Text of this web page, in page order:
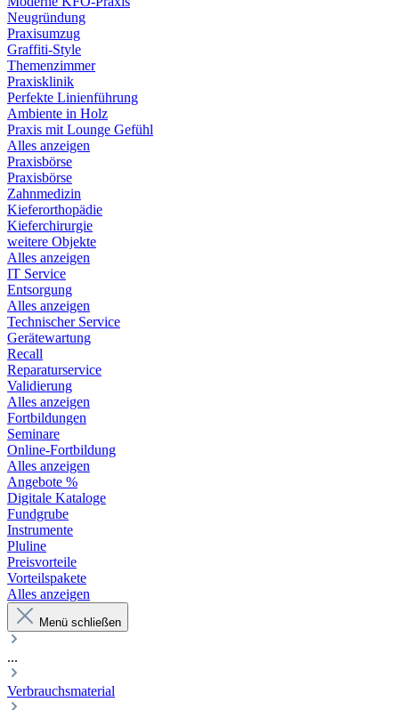
Neugründung
Praxisumzug
Graffiti-Style
Themenzimmer
Praxisklinik
Perfekte Linienführung
Ambiente in Holz
Praxis mit Lounge Gefühl
Alles anzeigen
Praxisbörse
Praxisbörse
Zahnmedizin
Kieferorthopädie
Kieferchirurgie
weitere Objekte
Alles anzeigen
IT Service
Entsorgung
Alles anzeigen
Technischer Service
Gerätewartung
Recall
Reparaturservice
Validierung
Alles anzeigen
Fortbildungen
Seminare
Online-Fortbildung
Alles anzeigen
Angebote %
Digitale Kataloge
Fundgrube
Instrumente
Pluline
Preisvorteile
Vorteilspakete
Alles anzeigen
Menü schließen
...
Verbrauchsmaterial